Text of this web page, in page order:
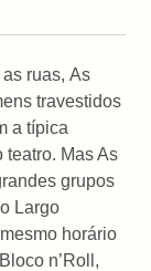
ruas, As
travestidos
a típica
Mas As
grupos
Largo
horário
n’Roll,